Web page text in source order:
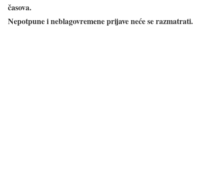
časova.
Nepotpune i neblagovremene prijave neće se razmatrati.